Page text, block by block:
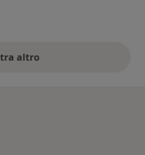
altro
opinioni di cui sopra